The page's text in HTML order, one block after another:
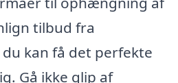
tilbud fra
kan få det perfekte
Gå ikke glip af